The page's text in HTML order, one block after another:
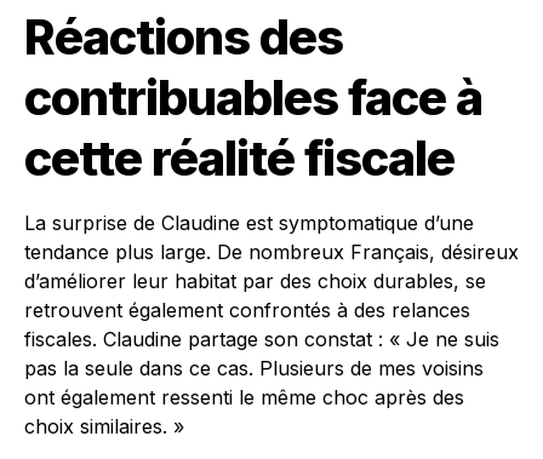
Réactions des
contribuables face à
cette réalité fiscale
La surprise de Claudine est symptomatique d’une
tendance plus large. De nombreux Français, désireux
d’améliorer leur habitat par des choix durables, se
retrouvent également confrontés à des relances
fiscales. Claudine partage son constat : « Je ne suis
pas la seule dans ce cas. Plusieurs de mes voisins
ont également ressenti le même choc après des
choix similaires. »